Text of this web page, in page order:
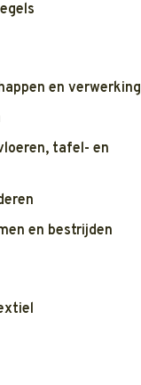
en verwerking
tafel- en
en bestrijden